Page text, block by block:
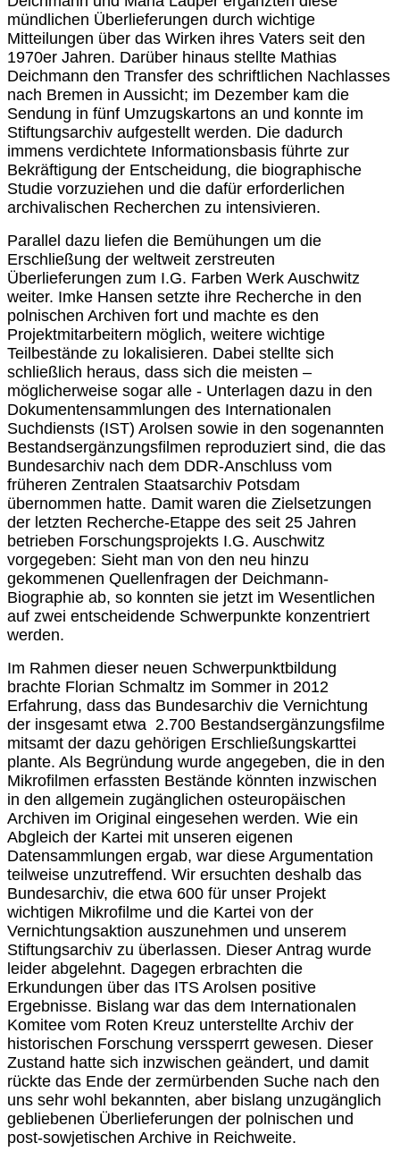
mündlichen Überlieferungen durch wichtige
Mitteilungen über das Wirken ihres Vaters seit den
1970er Jahren. Darüber hinaus stellte Mathias
Deichmann den Transfer des schriftlichen Nachlasses
nach Bremen in Aussicht; im Dezember kam die
Sendung in fünf Umzugskartons an und konnte im
Stiftungsarchiv aufgestellt werden. Die dadurch
immens verdichtete Informationsbasis führte zur
Bekräftigung der Entscheidung, die biographische
Studie vorzuziehen und die dafür erforderlichen
archivalischen Recherchen zu intensivieren.
Parallel dazu liefen die Bemühungen um die
Erschließung der weltweit zerstreuten
Überlieferungen zum I.G. Farben Werk Auschwitz
weiter. Imke Hansen setzte ihre Recherche in den
polnischen Archiven fort und machte es den
Projektmitarbeitern möglich, weitere wichtige
Teilbestände zu lokalisieren. Dabei stellte sich
schließlich heraus, dass sich die meisten –
möglicherweise sogar alle - Unterlagen dazu in den
Dokumentensammlungen des Internationalen
Suchdiensts (IST) Arolsen sowie in den sogenannten
Bestandsergänzungsfilmen reproduziert sind, die das
Bundesarchiv nach dem DDR-Anschluss vom
früheren Zentralen Staatsarchiv Potsdam
übernommen hatte. Damit waren die Zielsetzungen
der letzten Recherche-Etappe des seit 25 Jahren
betrieben Forschungsprojekts I.G. Auschwitz
vorgegeben: Sieht man von den neu hinzu
gekommenen Quellenfragen der Deichmann-
Biographie ab, so konnten sie jetzt im Wesentlichen
auf zwei entscheidende Schwerpunkte konzentriert
werden.
Im Rahmen dieser neuen Schwerpunktbildung
brachte Florian Schmaltz im Sommer in 2012
Erfahrung, dass das Bundesarchiv die Vernichtung
der insgesamt etwa 2.700 Bestandsergänzungsfilme
mitsamt der dazu gehörigen Erschließungskarttei
plante. Als Begründung wurde angegeben, die in den
Mikrofilmen erfassten Bestände könnten inzwischen
in den allgemein zugänglichen osteuropäischen
Archiven im Original eingesehen werden. Wie ein
Abgleich der Kartei mit unseren eigenen
Datensammlungen ergab, war diese Argumentation
teilweise unzutreffend. Wir ersuchten deshalb das
Bundesarchiv, die etwa 600 für unser Projekt
wichtigen Mikrofilme und die Kartei von der
Vernichtungsaktion auszunehmen und unserem
Stiftungsarchiv zu überlassen. Dieser Antrag wurde
leider abgelehnt. Dagegen erbrachten die
Erkundungen über das ITS Arolsen positive
Ergebnisse. Bislang war das dem Internationalen
Komitee vom Roten Kreuz unterstellte Archiv der
historischen Forschung verssperrt gewesen. Dieser
Zustand hatte sich inzwischen geändert, und damit
rückte das Ende der zermürbenden Suche nach den
uns sehr wohl bekannten, aber bislang unzugänglich
gebliebenen Überlieferungen der polnischen und
post-sowjetischen Archive in Reichweite.